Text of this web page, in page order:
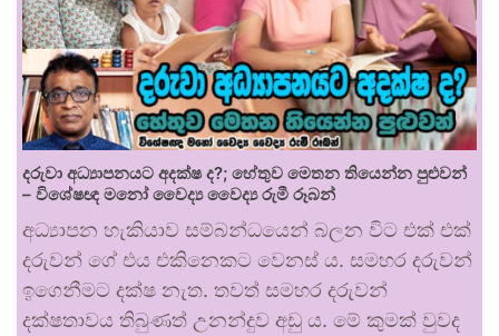
දරුවා අධ්‍යාපනයට අදක්ෂ ද?; හේතුව මෙතන තියෙන්න පුළුවන්
– විශේෂඥ මනෝ වෛද්‍ය වෛද්‍ය රුමී රූබන්
අධ්‍යාපන හැකියාව සම්බන්ධයෙන් බලන විට එක් එක්
දරුවන් ගේ එය එකිනෙකට වෙනස් ය. සමහර දරුවන්
ඉගෙනීමට දක්ෂ නැත. තවත් සමහර දරුවන්
දක්ෂතාවය තිබුණත් උනන්දුව අඩු ය. මේ කුමක් වුවද